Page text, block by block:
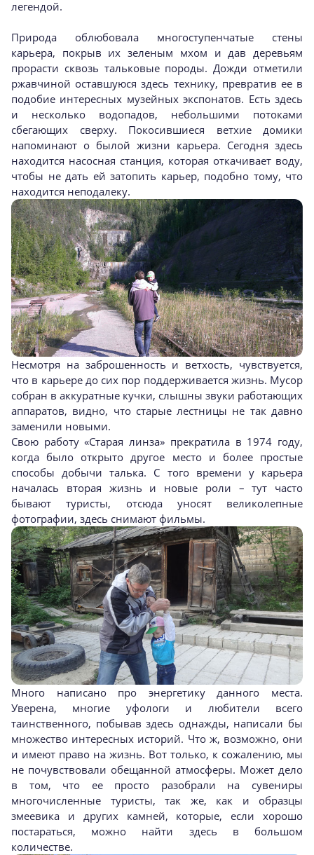
легендой.
Природа облюбовала многоступенчатые стены
карьера, покрыв их зеленым мхом и дав деревьям
прорасти сквозь тальковые породы. Дожди отметили
ржавчиной оставшуюся здесь технику, превратив ее в
подобие интересных музейных экспонатов. Есть здесь
и несколько водопадов, небольшими потоками
сбегающих сверху. Покосившиеся ветхие домики
напоминают о былой жизни карьера. Сегодня здесь
находится насосная станция, которая откачивает воду,
чтобы не дать ей затопить карьер, подобно тому, что
находится неподалеку.
Несмотря на заброшенность и ветхость, чувствуется,
что в карьере до сих пор поддерживается жизнь. Мусор
собран в аккуратные кучки, слышны звуки работающих
аппаратов, видно, что старые лестницы не так давно
заменили новыми.
Свою работу «Старая линза» прекратила в 1974 году,
когда было открыто другое место и более простые
способы добычи талька. С того времени у карьера
началась вторая жизнь и новые роли – тут часто
бывают туристы, отсюда уносят великолепные
фотографии, здесь снимают фильмы.
Много написано про энергетику данного места.
Уверена, многие уфологи и любители всего
таинственного, побывав здесь однажды, написали бы
множество интересных историй. Что ж, возможно, они
и имеют право на жизнь. Вот только, к сожалению, мы
не почувствовали обещанной атмосферы. Может дело
в том, что ее просто разобрали на сувениры
многочисленные туристы, так же, как и образцы
змеевика и других камней, которые, если хорошо
постараться, можно найти здесь в большом
количестве.